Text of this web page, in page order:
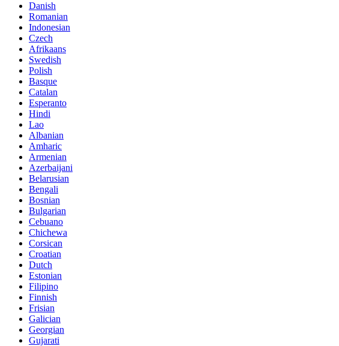
Danish
Romanian
Indonesian
Czech
Afrikaans
Swedish
Polish
Basque
Catalan
Esperanto
Hindi
Lao
Albanian
Amharic
Armenian
Azerbaijani
Belarusian
Bengali
Bosnian
Bulgarian
Cebuano
Chichewa
Corsican
Croatian
Dutch
Estonian
Filipino
Finnish
Frisian
Galician
Georgian
Gujarati